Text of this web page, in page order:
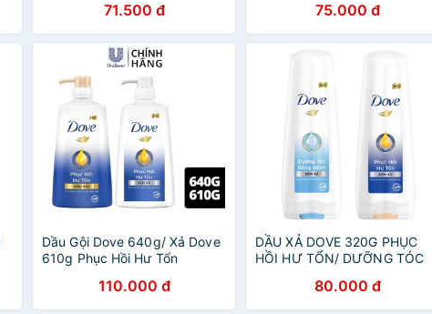
71.500 đ 75.000 đ
Dầu Gội Dove 640g/ Xả Dove
610g Phục Hồi Hư Tổn
110.000 đ
DẦU XẢ DOVE 320G PHỤC
HỒI HƯ TỔN/ DƯỠNG TÓC
80.000 đ